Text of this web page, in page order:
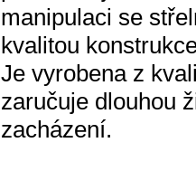
manipulaci se
kvalitou
Je vyrobena z
zaručuje dlouhou
zacházení.